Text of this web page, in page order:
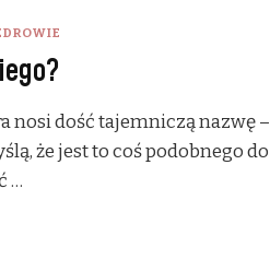
nosi dość tajemniczą nazwę –
że jest to coś podobnego do
…